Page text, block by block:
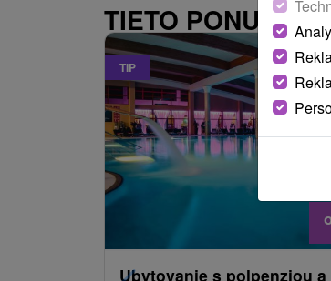
TIETO PONUKY
TIP
Ubytovanie s polpenziou